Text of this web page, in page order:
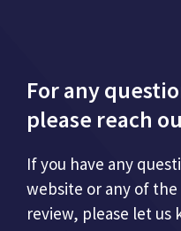
For any
please reach
If you have any
website or any of
review, please let us